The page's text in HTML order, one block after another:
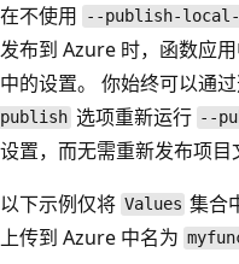
在不使用 --publish-
发布到 Azure 时，函数应
中的设置。 你始终可以通
publish 选项重新运行 --
设置，而无需重新发布项目
以下示例仅将 Values 集合
上传到 Azure 中名为